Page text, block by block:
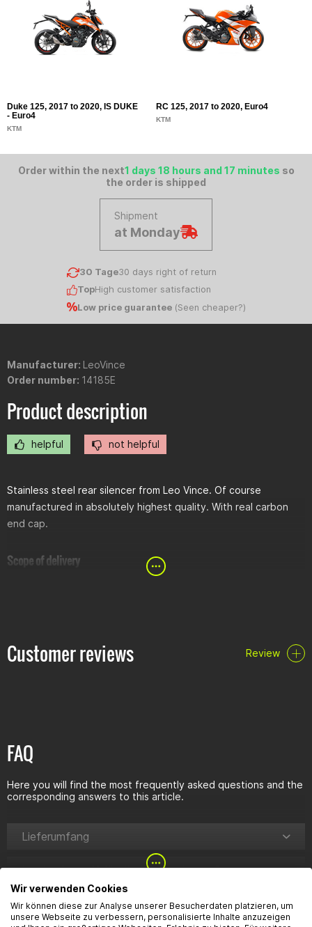
Duke 125, 2017 to 2020, IS DUKE
- Euro4
KTM
RC 125, 2017 to 2020, Euro4
KTM
Order within the next1 days 18 hours and 17 minutes so
the order is shipped
Shipment
at Monday
30 Tage30 days right of return
TopHigh customer satisfaction
Low price guarantee(Seen cheaper?)
Manufacturer: LeoVince
Order number: 14185E
Product description
helpful not helpful
Stainless steel rear silencer from Leo Vince. Of course
manufactured in absolutely highest quality. With real carbon
end cap.
Scope of delivery
Customer reviews Review
FAQ
Here you will find the most frequently asked questions and the
corresponding answers to this article.
Lieferumfang
Ist der Auspuff für die RC zugelassen?
Kann man den db killer entfernen und hört sich der
sound mit db killer besser an als der originale
Wir verwenden Cookies
Wir können diese zur Analyse unserer Besucherdaten platzieren, um
unsere Webseite zu verbessern, personalisierte Inhalte anzuzeigen